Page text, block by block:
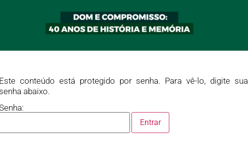
Este conteúdo está protegido por senha. Para vê-lo, digite sua
senha abaixo.